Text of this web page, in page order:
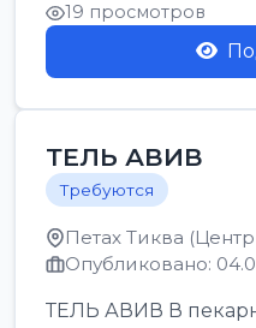
19 просмотров
ТЕЛЬ АВИВ
Требуются
Петах Тиква
Опубликовано:
ТЕЛЬ АВИВ В